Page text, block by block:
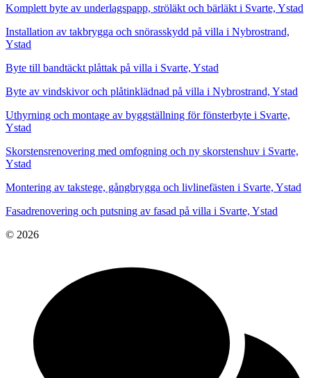
Komplett byte av underlagspapp, ströläkt och bärläkt i Svarte, Ystad
Installation av takbrygga och snörasskydd på villa i Nybrostrand,
Ystad
Byte till bandtäckt plåttak på villa i Svarte, Ystad
Byte av vindskivor och plåtinklädnad på villa i Nybrostrand, Ystad
Uthyrning och montage av byggställning för fönsterbyte i Svarte,
Ystad
Skorstensrenovering med omfogning och ny skorstenshuv i Svarte,
Ystad
Montering av takstege, gångbrygga och livlinefästen i Svarte, Ystad
Fasadrenovering och putsning av fasad på villa i Svarte, Ystad
© 2026